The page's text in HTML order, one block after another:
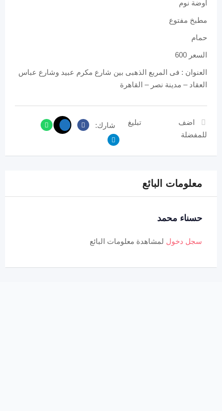
اوضة نوم
مطبخ مفتوع
حمام
السعر 600
العنوان : فى المربع الذهبى بين شارع مكرم عبيد وشارع عباس
العقاد – مدينة نصر – القاهرة
اضف
للمفضلة
تبليغ شارك:
معلومات البائع
حسناء محمد
سجل دخول لمشاهدة معلومات البائع